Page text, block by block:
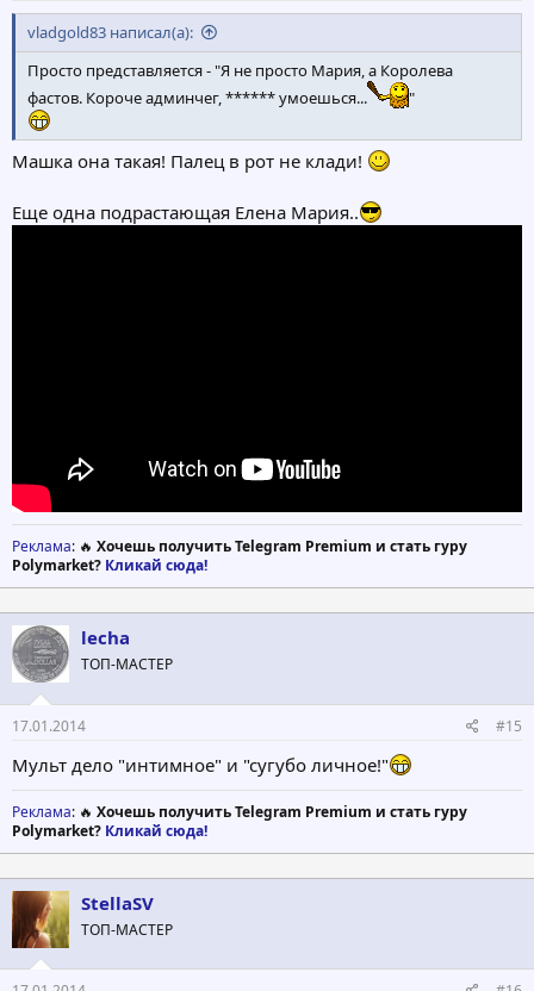
vladgold83 написал(а):
Просто представляется - "Я не просто Мария, а Королева
фастов. Короче админчег, ****** умоешься...
"
Машка она такая! Палец в рот не клади!
Еще одна подрастающая Елена Мария..
Реклама: 🔥 Хочешь получить Telegram Premium и стать гуру
Polymarket? Кликай сюда!
lecha
ТОП-МАСТЕР
17.01.2014 #15
Мульт дело "интимное" и "сугубо личное!"
Реклама: 🔥 Хочешь получить Telegram Premium и стать гуру
Polymarket? Кликай сюда!
StellaSV
ТОП-МАСТЕР